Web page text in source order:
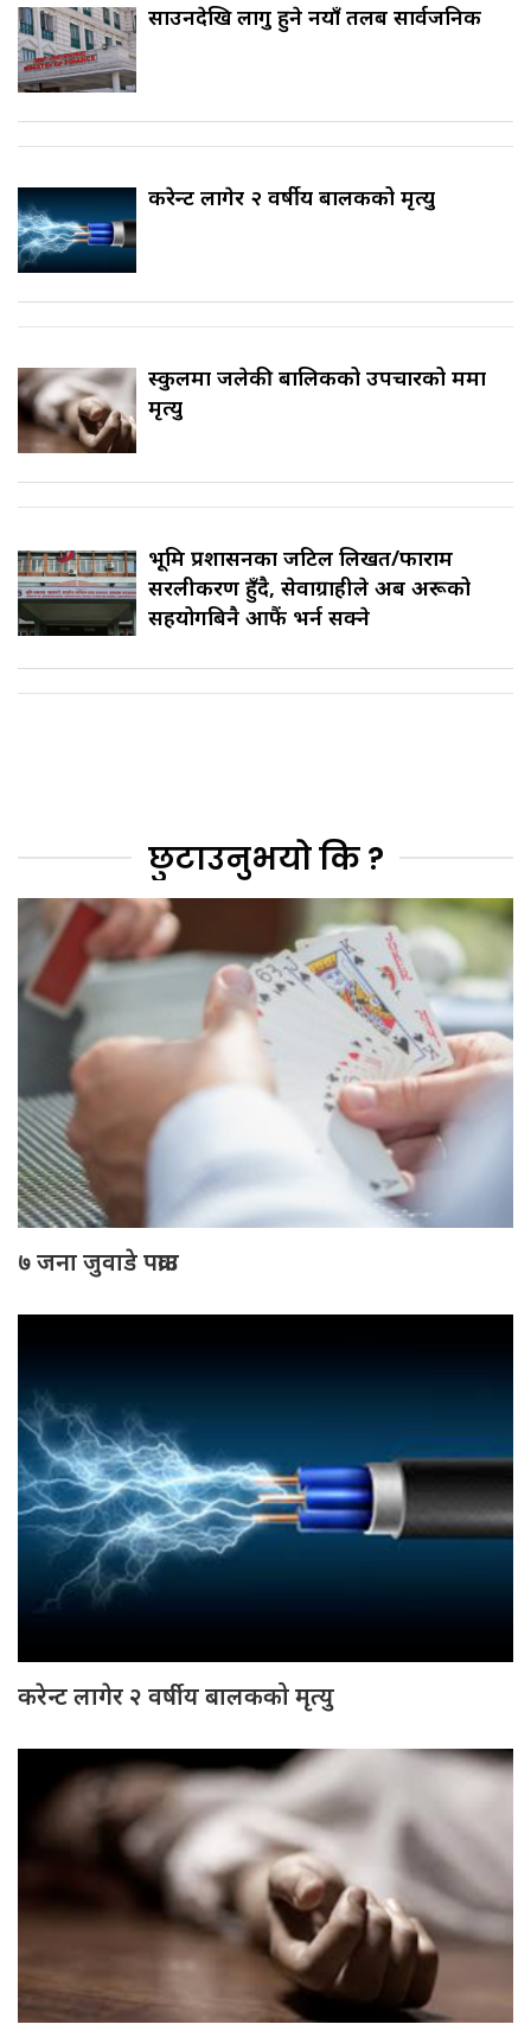
साउनदेखि लागु हुने नयाँ तलब सार्वजनिक
करेन्ट लागेर २ वर्षीय बालकको मृत्यु
स्कुलमा जलेकी बालिकको उपचारको क्रममा
मृत्यु
भूमि प्रशासनका जटिल लिखत/फाराम
सरलीकरण हुँदै, सेवाग्राहीले अब अरूको
सहयोगबिनै आफैं भर्न सक्ने
छुटाउनुभयो कि ?
७ जना जुवाडे पक्राउ
करेन्ट लागेर २ वर्षीय बालकको मृत्यु